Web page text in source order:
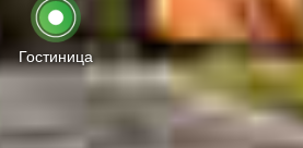
Гостиница